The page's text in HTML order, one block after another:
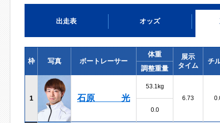
出走表 オッズ
枠 写真 ボートレーサー
体重
展示
タイム
チ
調整重量
1 石原 光
53.1kg
6.73
0.0